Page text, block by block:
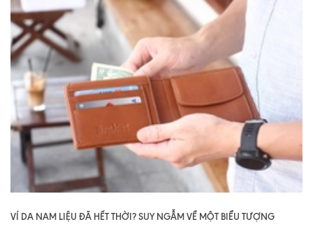
VÍ DA NAM LIỆU ĐÃ HẾT THỜI? SUY NGẪM VỀ MỘT BIỂU TƯỢNG